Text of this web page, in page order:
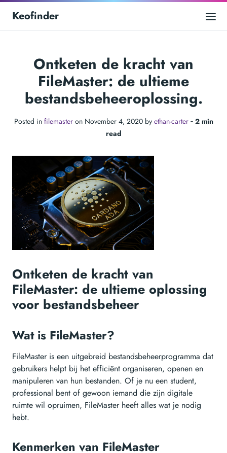
Keofinder
Ontketen de kracht van
FileMaster: de ultieme
bestandsbeheeroplossing.
Posted in filemasteron November 4, 2020 by ethan-carter‐ 2 min
read
Ontketen de kracht van
FileMaster: de ultieme oplossing
voor bestandsbeheer
Wat is FileMaster?
FileMaster is een uitgebreid bestandsbeheerprogramma dat
gebruikers helpt bij het efficiënt organiseren, openen en
manipuleren van hun bestanden. Of je nu een student,
professional bent of gewoon iemand die zijn digitale
ruimte wil opruimen, FileMaster heeft alles wat je nodig
hebt.
Kenmerken van FileMaster